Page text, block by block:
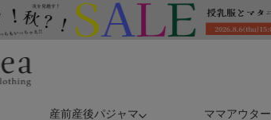
産前産後パジャマ ママアウター